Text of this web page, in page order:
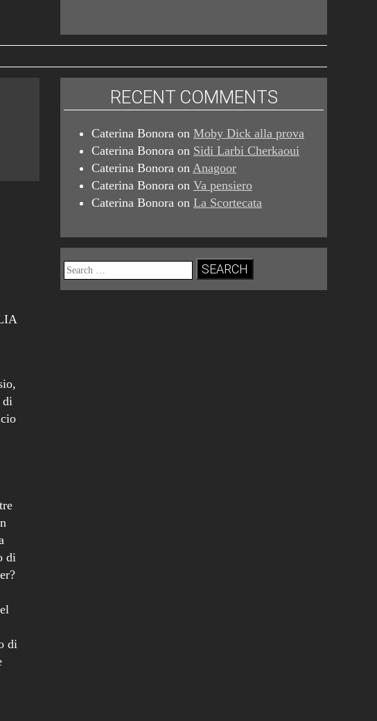
di
di
di
RECENT COMMENTS
Caterina Bonora onMoby Dick alla prova
Caterina Bonora on Sidi Larbi Cherkaoui
Caterina Bonora onAnagoor
Caterina Bonora onVa pensiero
Caterina Bonora onLa Scortecata
Search
for: